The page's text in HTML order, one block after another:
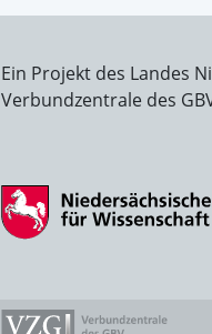
Ein Projekt des Landes
Verbundzentrale des